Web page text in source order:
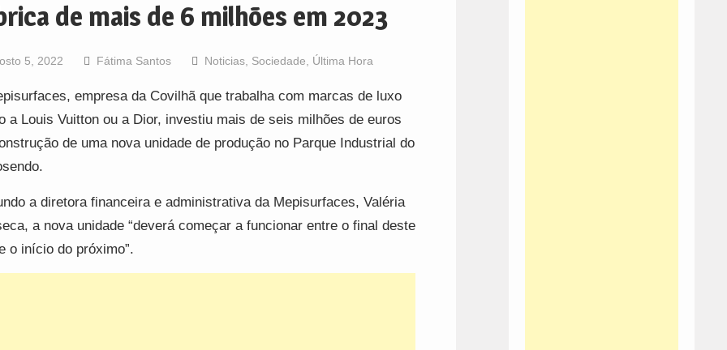
de mais de 6 milhões em 2023
5, 2022 Fátima Santos Noticias, Sociedade Última Hora
empresa da Covilhã que trabalha com marcas de luxo
a Louis Vuitton ou a Dior, investiu mais de seis milhões de euros
de uma nova unidade de produção no Parque Industrial do
a diretora financeira e administrativa da Mepisurfaces, Valéria
a nova unidade “deverá começar a funcionar entre o final deste
o início do próximo”.